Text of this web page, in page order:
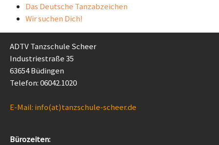
Das Deutsche Tanzabzeichen
Wir suchen Dich!
ADTV Tanzschule Scheer
Industriestraße 35
63654 Büdingen
Telefon: 06042.1020
E-Mail: info(at)tanzschule-scheer.de
Bürozeiten: